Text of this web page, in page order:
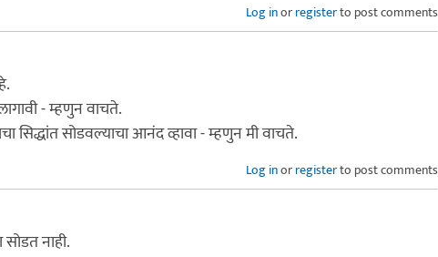
Log inorregisterto post comments
- म्हणुन वाचते.
सिद्धांत सोडवल्याचा आनंद व्हावा - म्हणुन मी वाचते.
Log inorregisterto post comments
नाही.